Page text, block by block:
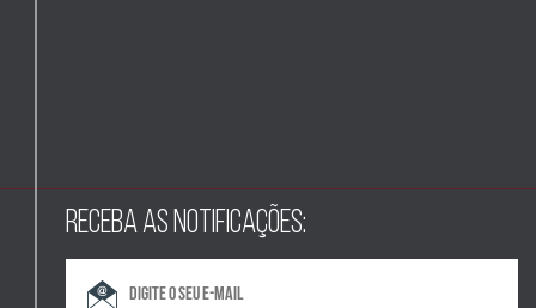
RECEBA AS NOTIFICAÇÕES: